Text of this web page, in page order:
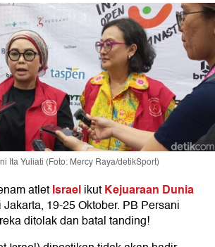
Ita Yuliati (Foto: Mercy Raya/detikSport)
atletIsraelikutKejuaraan Dunia
Jakarta, 19-25 Oktober. PB Persani
ditolak dan batal tanding!